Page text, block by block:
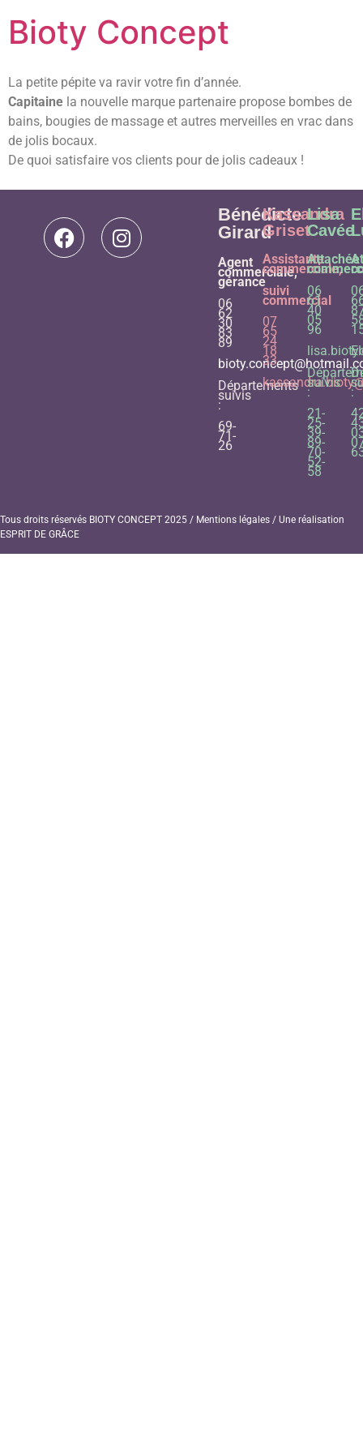
Bioty Concept
La petite pépite va ravir votre fin d’année.
Capitaine la nouvelle marque partenaire propose bombes de
bains, bougies de massage et autres merveilles en vrac dans
de jolis bocaux.
De quoi satisfaire vos clients pour de jolis cadeaux !
Bénédicte
Girard
Agent
commerciale,
gérance
06
62
30
83
89
Départements
suivis
:
69-
71-
26
Kassandra
Griset
Assistante
commerciale,
suivi
commercial
07
65
24
18
33
Lisa
Cavée
Attachée
06
61
40
05
96
suivis
:
21-
25-
39-
89-
70-
52-
58
:
Tous droits réservés BIOTY CONCEPT 2025 / Mentions légales / Une réalisation
ESPRIT DE GRÂCE